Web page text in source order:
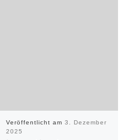
Veröffentlicht am 3. Dezember
2025